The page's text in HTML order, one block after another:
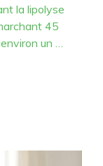
la lipolyse
45
un …